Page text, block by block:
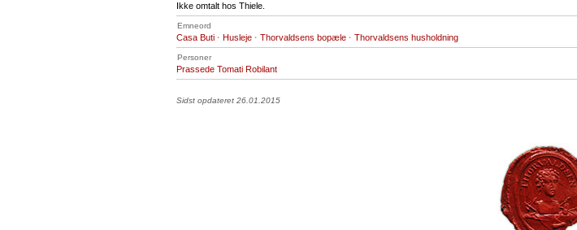
Ikke omtalt hos Thiele.
Emneord
Casa Buti · Husleje · Thorvaldsens bopæle · Thorvaldsens husholdning
Personer
Prassede Tomati Robilant
Sidst opdateret 26.01.2015